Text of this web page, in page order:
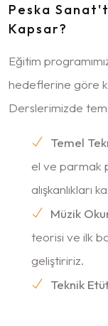
Peska
Kapsar?
Eğitim
hedeflerine göre
Derslerimizde
Temel
el ve parmak
alışkanlıkları
Müzik
teorisi ve ilk
geliştiririz.
Teknik